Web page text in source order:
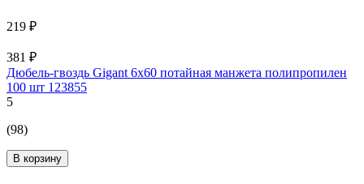
219 ₽
381 ₽
Дюбель-гвоздь Gigant 6x60 потайная манжета полипропилен
100 шт 123855
5
(98)
В корзину